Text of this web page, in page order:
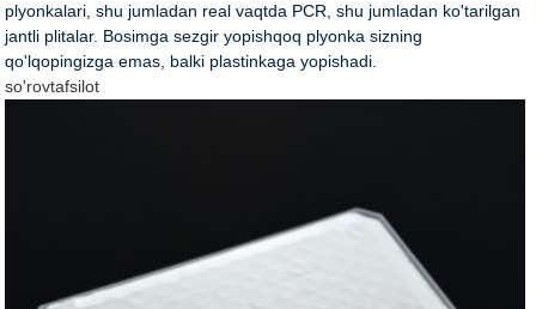
plyonkalari, shu jumladan real vaqtda PCR, shu jumladan ko'tarilgan
jantli plitalar. Bosimga sezgir yopishqoq plyonka sizning
qo'lqopingizga emas, balki plastinkaga yopishadi.
so'rovtafsilot